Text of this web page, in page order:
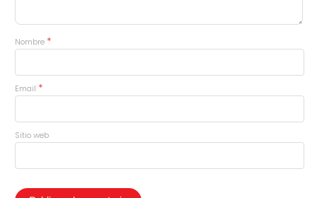
Nombre *
Email *
Sitio web